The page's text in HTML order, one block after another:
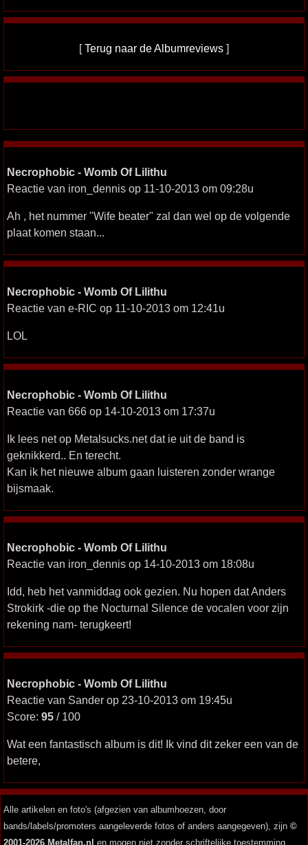
[Terug naar de Albumreviews ]
Necrophobic - Womb Of Lilithu
Reactie van iron_dennis op 11-10-2013 om 09:28u
Ah , het nummer "Wife beater" zal dan wel op de volgende
plaat komen staan...
Necrophobic - Womb Of Lilithu
Reactie van e-RIC op 11-10-2013 om 12:41u
LOL
Necrophobic - Womb Of Lilithu
Reactie van 666 op 14-10-2013 om 17:37u
Ik lees net op Metalsucks.net dat ie uit de band is
geknikkerd.. En terecht.
Kan ik het nieuwe album gaan luisteren zonder wrange
bijsmaak.
Necrophobic - Womb Of Lilithu
Reactie van iron_dennis op 14-10-2013 om 18:08u
Idd, heb het vanmiddag ook gezien. Nu hopen dat Anders
Strokirk -die op the Nocturnal Silence de vocalen voor zijn
rekening nam- terugkeert!
Necrophobic - Womb Of Lilithu
Reactie van Sander op 23-10-2013 om 19:45u
Score: 95 / 100
Wat een fantastisch album is dit! Ik vind dit zeker een van de
betere,
Alle artikelen en foto's (afgezien van albumhoezen, door
bands/labels/promoters aangeleverde fotos of anders aangegeven), zijn ©
2001-2026 Metalfan.nl en mogen niet zonder schriftelijke toestemming